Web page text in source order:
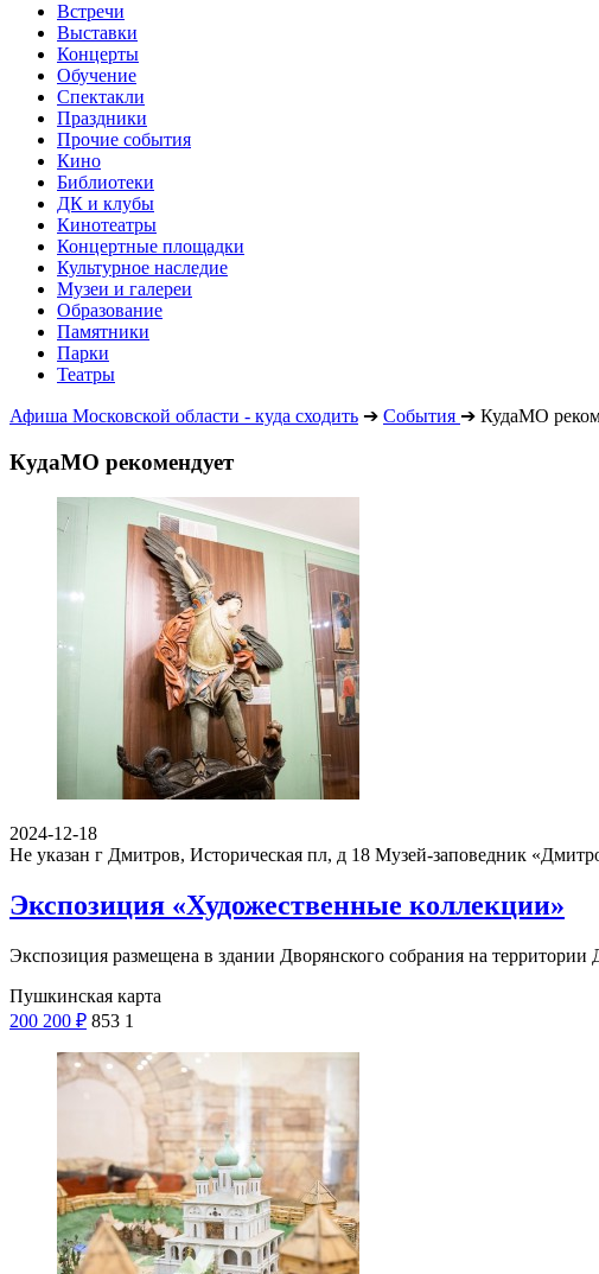
Встречи
Выставки
Концерты
Обучение
Спектакли
Праздники
Прочие события
Кино
Библиотеки
ДК и клубы
Кинотеатры
Концертные площадки
Культурное наследие
Музеи и галереи
Образование
Памятники
Парки
Театры
Афиша Московской области - куда сходить ➔ События ➔ КудаМО
КудаМО рекомендует
2024-12-18
Не указан г Дмитров, Историческая пл, д 18 Музей-заповедник
Экспозиция «Художественные коллекции»
Экспозиция размещена в здании Дворянского собрания на
Пушкинская карта
200 200 ₽ 853 1